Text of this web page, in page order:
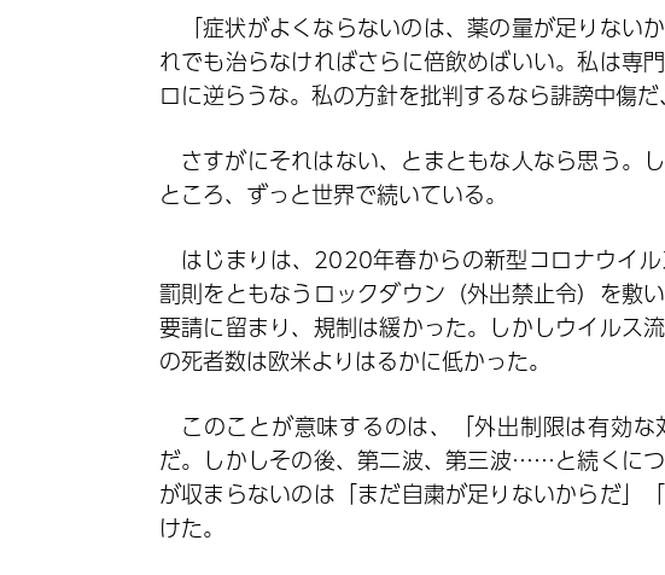
「症状がよくならないのは、薬の量が足りない
れでも治らなければさらに倍飲めばいい。私は専
ロに逆らうな。私の方針を批判するなら誹謗中傷だ
さすがにそれはない、とまともな人なら思う。
ところ、ずっと世界で続いている。
はじまりは、2020年春からの新型コロナウイ
罰則をともなうロックダウン（外出禁止令）を敷
要請に留まり、規制は緩かった。しかしウイルス
の死者数は欧米よりはるかに低かった。
このことが意味するのは、「外出制限は有効
だ。しかしその後、第二波、第三波……と続くに
が収まらないのは「まだ自粛が足りないからだ」
けた。